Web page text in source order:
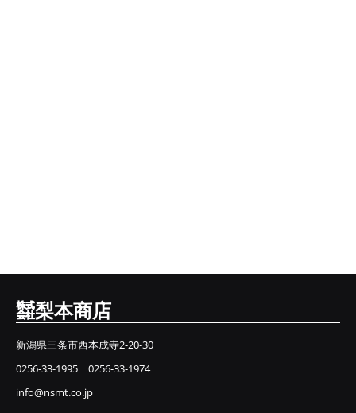
㍿梨本商店
新潟県三条市西本成寺2-20-30
0256-33-1995 0256-33-1974
info@nsmt.co.jp